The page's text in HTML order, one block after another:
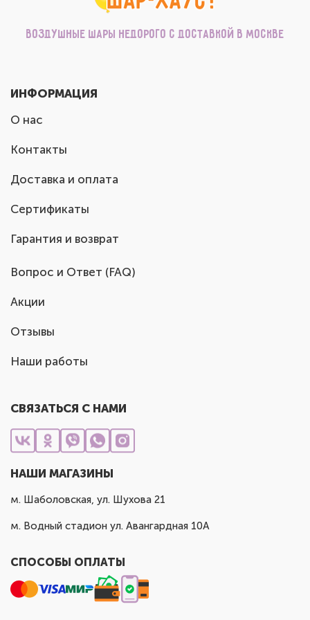
Воздушные шары недорого с доставкой в Москве
ИНФОРМАЦИЯ
О нас
Контакты
Доставка и оплата
Сертификаты
Гарантия и возврат
Вопрос и Ответ (FAQ)
Акции
Отзывы
Наши работы
СВЯЗАТЬСЯ С НАМИ
НАШИ МАГАЗИНЫ
м. Шаболовская, ул. Шухова 21
м. Водный стадион ул. Авангардная 10А
СПОСОБЫ ОПЛАТЫ